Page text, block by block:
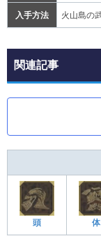
入手方法 火山島の
関連記事
頭 体